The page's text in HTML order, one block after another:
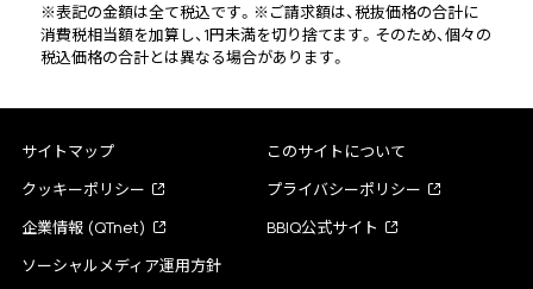
※表記の金額は全て税込です。※ご請求額は、税抜価格の合計に
消費税相当額を加算し、1円未満を切り捨てます。そのため、個々の
税込価格の合計とは異なる場合があります。
サイトマップ
このサイトについて
クッキーポリシー
プライバシーポリシー
企業情報 (QTnet)
BBIQ公式サイト
ソーシャルメディア運用方針